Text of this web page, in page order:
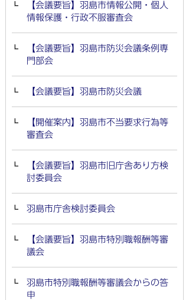
【会議要旨】羽島市情報公開・個人
情報保護・行政不服審査会
【会議要旨】羽島市防災会議条例専
門部会
【会議要旨】羽島市防災会議
【開催案内】羽島市不当要求行為等
審査会
【会議要旨】羽島市旧庁舎あり方検
討委員会
羽島市庁舎検討委員会
【会議要旨】羽島市特別職報酬等審
議会
羽島市特別職報酬等審議会からの答
申